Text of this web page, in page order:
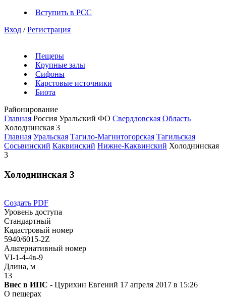
Вступить в РСС
Вход / Регистрация
Пещеры
Крупные залы
Сифоны
Карстовые источники
Биота
Районирование
Главная Россия Уральский ФО Свердловская Область
Холоднинская 3
Главная Уральская Тагило-Магнитогорская Тагильская
Сосьвинский Каквинский Нижне-Каквинский Холоднинская
3
Холоднинская 3
Создать PDF
Уровень доступа
Стандартный
Кадастровый номер
5940/6015-2Z
Альтернативный номер
VI-1-4-4в-9
Длина, м
13
Внес в ИПС - Цурихин Евгений 17 апреля 2017 в 15:26
О пещерах